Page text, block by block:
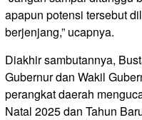
apapun potensi tersebut
berjenjang,” ucapnya.
Diakhir sambutannya,
Gubernur dan Wakil
perangkat daerah
Natal 2025 dan Tahun